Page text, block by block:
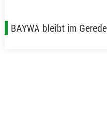
BAYWA bleibt im Gerede